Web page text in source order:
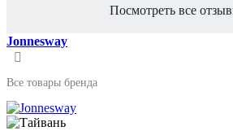
Посмотреть все
Jonnesway
Все товары бренда